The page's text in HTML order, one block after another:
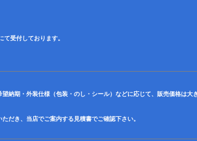
受付しております。
納期・外装仕様（包装・のし・シール）などに応じて、販売価格は大
だき、当店でご案内する見積書でご確認下さい。